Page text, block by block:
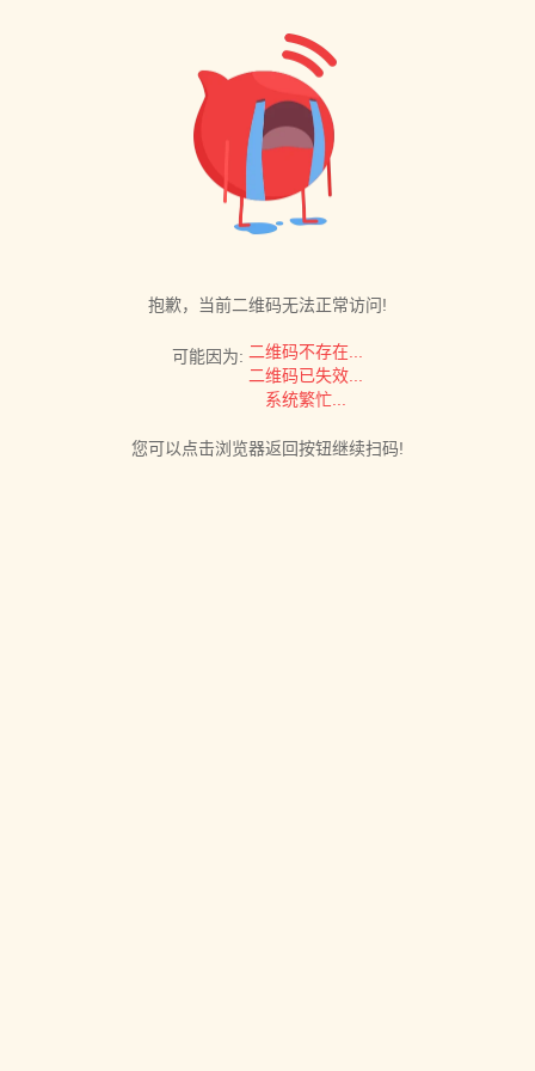
抱歉，当前二维码无法正常访问!
可能因为: 二维码不存在...
二维码已失效...
系统繁忙...
您可以点击浏览器返回按钮继续扫码!